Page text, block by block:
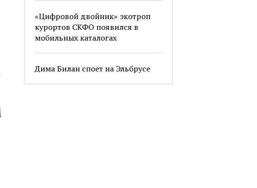
«Цифровой двойник» экотроп
курортов СКФО появился в
мобильных каталогах
Дима Билан споет на Эльбрусе